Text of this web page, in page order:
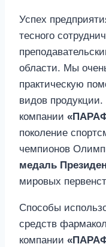
Успех
тесного
области. Мы
практическую
видов
компании
поколение
чемпионов
медаль
мировых
Способы
средств
компании